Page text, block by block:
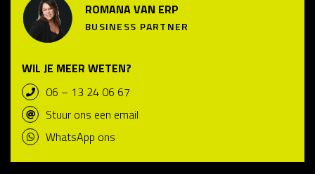
ROMANA VAN ERP
BUSINESS PARTNER
WIL JE MEER WETEN?
06 – 13 24 06 67
Stuur ons een email
WhatsApp ons